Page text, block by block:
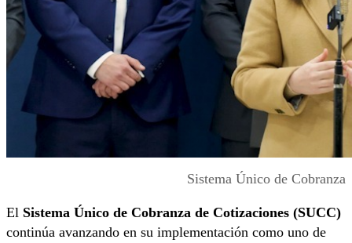
Sistema Único de Cobranza
El Sistema Único de Cobranza de Cotizaciones (SUCC)
continúa avanzando en su implementación como uno de